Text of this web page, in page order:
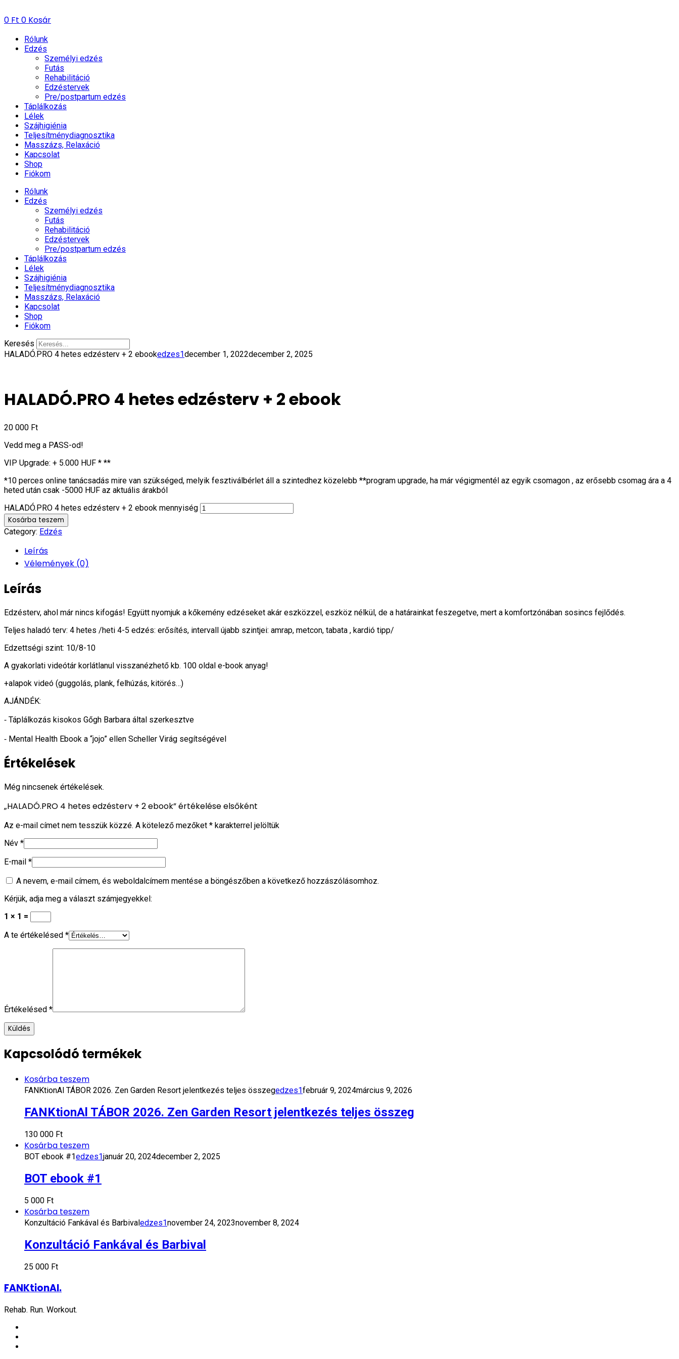
0 Ft 0 Kosár
Rólunk
Edzés
Személyi edzés
Futás
Rehabilitáció
Edzéstervek
Pre/postpartum edzés
Táplálkozás
Lélek
Szájhigiénia
Teljesítménydiagnosztika
Masszázs, Relaxáció
Kapcsolat
Shop
Fiókom
Rólunk
Edzés
Személyi edzés
Futás
Rehabilitáció
Edzéstervek
Pre/postpartum edzés
Táplálkozás
Lélek
Szájhigiénia
Teljesítménydiagnosztika
Masszázs, Relaxáció
Kapcsolat
Shop
Fiókom
Keresés
HALADÓ.PRO 4 hetes edzésterv + 2 ebookedzes1december 1, 2022december 2, 2025
HALADÓ.PRO 4 hetes edzésterv + 2 ebook
20 000 Ft
Vedd meg a PASS-od!
VIP Upgrade: + 5.000 HUF * **
*10 perces online tanácsadás mire van szükséged, melyik fesztiválbérlet áll a szintedhez közelebb **program upgrade, ha már végigmentél az egyik csomagon , az erősebb csomag ára a 4
heted után csak -5000 HUF az aktuális árakból
HALADÓ.PRO 4 hetes edzésterv + 2 ebook mennyiség
Kosárba teszem
Category: Edzés
Leírás
Vélemények (0)
Leírás
Edzésterv, ahol már nincs kifogás! Együtt nyomjuk a kőkemény edzéseket akár eszközzel, eszköz nélkül, de a határainkat feszegetve, mert a komfortzónában sosincs fejlődés.
Teljes haladó terv: 4 hetes /heti 4-5 edzés: erősítés, intervall újabb szintjei: amrap, metcon, tabata , kardió tipp/
Edzettségi szint: 10/8-10
A gyakorlati videótár korlátlanul visszanézhető kb. 100 oldal e-book anyag!
+alapok videó (guggolás, plank, felhúzás, kitörés…)
AJÁNDÉK:
⁃ Táplálkozás kisokos Gőgh Barbara által szerkesztve
⁃ Mental Health Ebook a “jojo” ellen Scheller Virág segítségével
Értékelések
Még nincsenek értékelések.
„HALADÓ.PRO 4 hetes edzésterv + 2 ebook” értékelése elsőként
Az e-mail címet nem tesszük közzé. A kötelező mezőket * karakterrel jelöltük
Név *
E-mail *
A nevem, e-mail címem, és weboldalcímem mentése a böngészőben a következő hozzászólásomhoz.
Kérjük, adja meg a választ számjegyekkel:
1 × 1 =
A te értékelésed *
Értékelésed *
Kapcsolódó termékek
Kosárba teszem
FANKtionAl TÁBOR 2026. Zen Garden Resort jelentkezés teljes összegedzes1február 9, 2024március 9, 2026
FANKtionAl TÁBOR 2026. Zen Garden Resort jelentkezés teljes összeg
130 000 Ft
Kosárba teszem
BOT ebook #1edzes1január 20, 2024december 2, 2025
BOT ebook #1
5 000 Ft
Kosárba teszem
Konzultáció Fankával és Barbivaledzes1november 24, 2023november 8, 2024
Konzultáció Fankával és Barbival
25 000 Ft
FANKtionAl.
Rehab. Run. Workout.